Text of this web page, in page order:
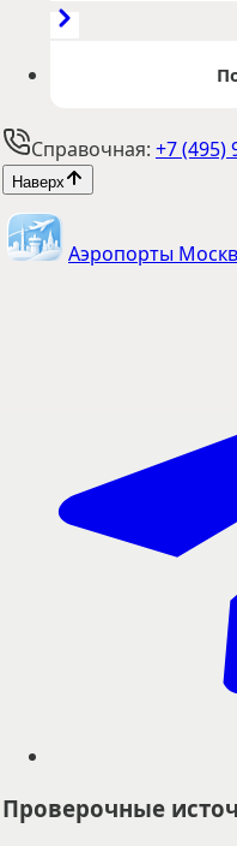
Справочная: +7 (495)
Наверх
Аэропорты
Проверочные